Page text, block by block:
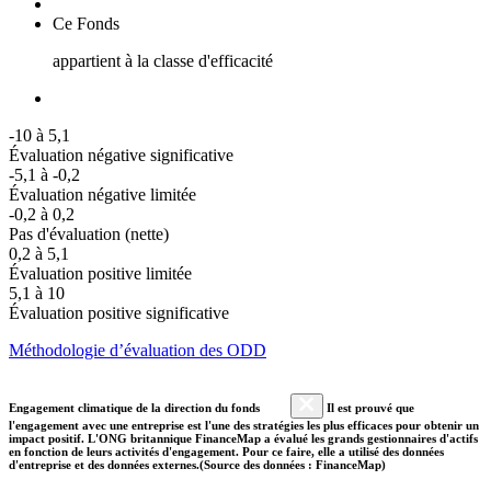
Ce Fonds
appartient à la classe d'efficacité
-10 à 5,1
Évaluation négative significative
-5,1 à -0,2
Évaluation négative limitée
-0,2 à 0,2
Pas d'évaluation (nette)
0,2 à 5,1
Évaluation positive limitée
5,1 à 10
Évaluation positive significative
Méthodologie d’évaluation des ODD
Engagement climatique de la direction du fonds
Il est prouvé que
l'engagement avec une entreprise est l'une des stratégies les plus efficaces pour obtenir un
impact positif. L'ONG britannique FinanceMap a évalué les grands gestionnaires d'actifs
en fonction de leurs activités d'engagement. Pour ce faire, elle a utilisé des données
d'entreprise et des données externes.(Source des données : FinanceMap)